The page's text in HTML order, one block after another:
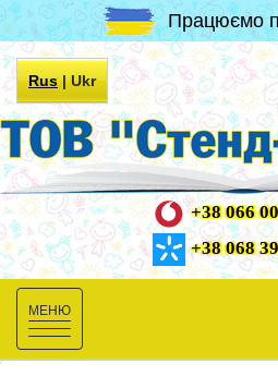
Працюємо
Rus|Ukr
+38 066
+38 068
Toggle
navigation